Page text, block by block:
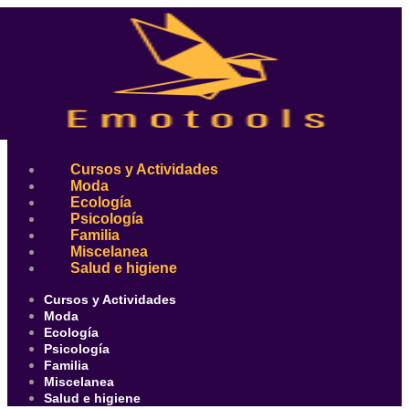
Cursos y Actividades
Moda
Ecología
Psicología
Familia
Miscelanea
Salud e higiene
Cursos y Actividades
Moda
Ecología
Psicología
Familia
Miscelanea
Salud e higiene